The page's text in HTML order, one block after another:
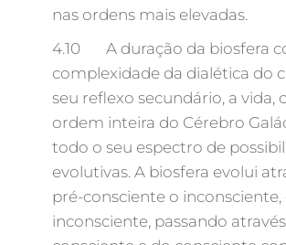
nas ordens mais
4.10 A duração da biosfera
complexidade da dialética do
seu reflexo secundário, a vida,
ordem inteira do Cérebro
todo o seu espectro de
evolutivas. A biosfera evolui
pré-consciente o inconsciente,
inconsciente, passando